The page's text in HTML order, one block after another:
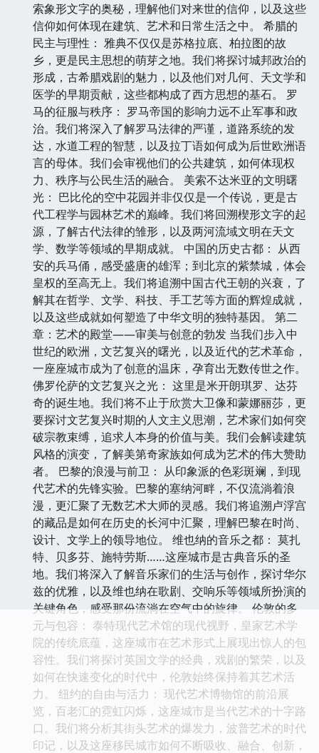
索象形文字的奥秘，理解他们对来世的信仰，以及这些
信仰如何体现在建筑、艺术和日常生活之中。 希腊的
民主与理性： 雅典不仅仅是苏格拉底、柏拉图的故
乡，更是民主思想的萌芽之地。我们将探讨城邦政治的
形成，古希腊戏剧的魅力，以及他们对几何、天文学和
医学的早期贡献，这些都构成了西方思想的基石。 罗
马的征服与秩序： 罗马帝国的影响力远不止军事和政
治。我们将深入了解罗马法律的严谨，道路系统的发
达，水道工程的智慧，以及拉丁语如何成为后世欧洲语
言的母体。我们会审视他们的公共建筑，如何体现权
力、秩序与公民生活的融合。 美索不达米亚的文明曙
光： 巴比伦的空中花园并非仅仅是一个传说，更是古
代工程学与园林艺术的巅峰。我们将回溯楔形文字的起
源，了解古代法律的雏形，以及两河流域文明在天文
学、数学等领域的早期成就。 中国的历史古都： 从西
安的兵马俑，感受盛唐的雄浑；到北京的紫禁城，体会
皇权的至高无上。我们将追溯中国古代王朝的兴衰，了
解其在哲学、文学、科技、手工艺等方面的辉煌成就，
以及这些成就如何塑造了中华文明的独特基因。 第二
章：艺术的殿堂——审美与创意的勃发 当我们步入中
世纪的欧洲，文艺复兴的曙光，以及近代的艺术革命，
一座座城市成为了创意的温床，孕育出无数传世之作。
佛罗伦萨的文艺复兴之光： 这里是米开朗琪罗、达芬
奇的诞生地。我们将不止于欣赏大卫像和蒙娜丽莎，更
要探讨文艺复兴时期的人文主义思潮，艺术家们如何突
破宗教束缚，追求人本身的价值与美。我们会解读建筑
风格的演变，了解美第奇家族如何成为艺术的伟大赞助
者。 巴黎的浪漫与前卫： 从印象派的色彩斑斓，到现
代艺术的先锋实验。巴黎的塞纳河畔，不仅流淌着浪
漫，更汇聚了无数艺术大师的灵感。我们将追溯卢浮宫
的藏品是如何在历史的长河中汇聚，理解巴黎在时尚、
设计、文学上的领导地位。 维也纳的音乐之都： 莫扎
特、贝多芬、施特劳斯……这座城市是古典音乐的圣
地。我们将深入了解音乐家们的生活与创作，探讨华尔
兹的优雅，以及维也纳在歌剧、交响乐等领域所扮演的
关键角色，感受那份流淌在空气中的旋律。 伦敦的多
元与包容： 泰特现代艺术馆的现代视野，皇家艺术学
院的传统底蕴，这座城市在艺术形式上展现出惊人的包
容性。我们将探讨英国文学的经典，戏剧的繁荣，以及
如何在快速变化的时代中，伦敦始终保持着其艺术活
力。 纽约的自由与活力： 现代艺术博物馆的前沿展
览，百老汇的霓虹闪烁，这座城市是当代艺术的十字路
口。我们将分析其街头艺术的爆发力，波普艺术的时代
印记，以及这座移民城市如何不断吸收、融合、创新，